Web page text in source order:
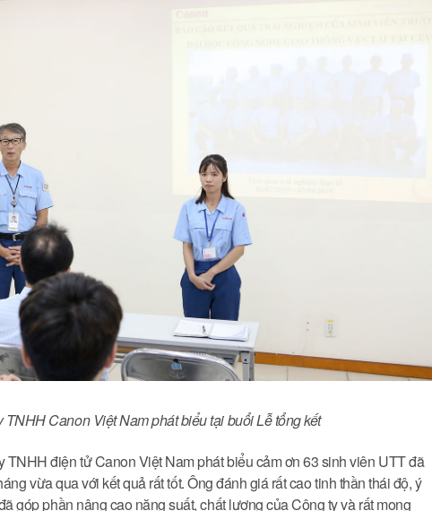
Canon Việt Nam phát biểu tại buổi Lễ tổng kết
TNHH điện tử Canon Việt Nam phát biểu cảm ơn 63 sinh viên UTT đã
vừa qua với kết quả rất tốt. Ông đánh giá rất cao tinh thần thái độ, ý
góp phần nâng cao năng suất, chất lượng của Công ty và rất mong